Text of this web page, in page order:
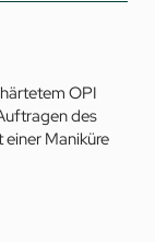
OPI
des
Maniküre